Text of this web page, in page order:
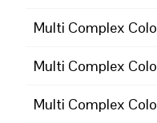
Multi Complex
Multi Complex
Multi Complex